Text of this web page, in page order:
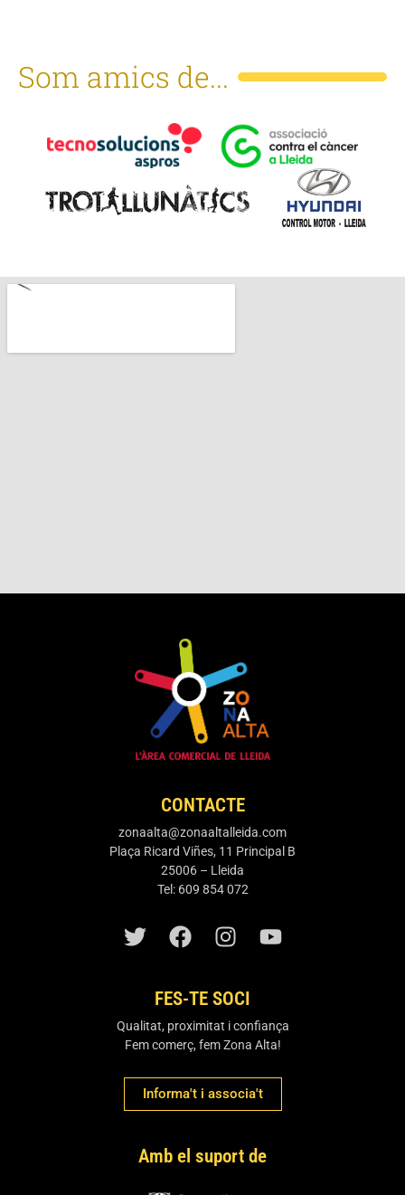
Som amics de...
CONTACTE
zonaalta@zonaaltalleida.com
Plaça Ricard Viñes, 11 Principal B
25006 – Lleida
Tel: 609 854 072
FES-TE SOCI
Qualitat, proximitat i confiança
Fem comerç, fem Zona Alta!
Informa't i associa't
Amb el suport de